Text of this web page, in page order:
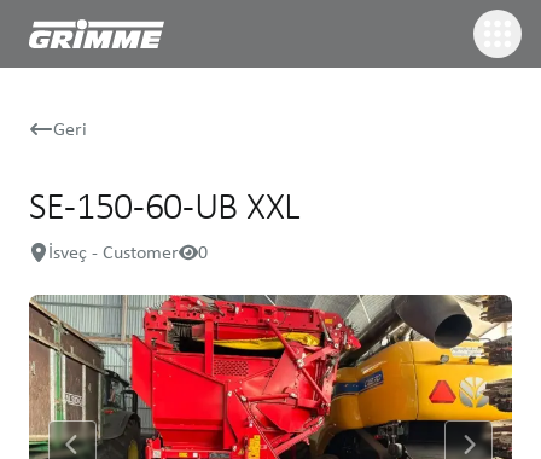
Geri
SE-150-60-UB XXL
İsveç - Customer 0